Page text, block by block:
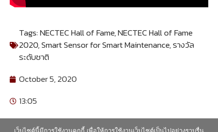
Tags:NECTEC Hall of Fame,NECTEC Hall of Fame
2020,Smart Sensor for Smart Maintenance,รางวัล
ระดับชาติ
October 5, 2020
13:05